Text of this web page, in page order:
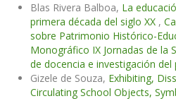
Blas Rivera Balboa, La
primera década del siglo XX ,
sobre Patrimonio Histórico-
Monográfico IX Jornadas de la
de docencia e investigación
Gizele de Souza, Exhibiting,
Circulating School Objects,